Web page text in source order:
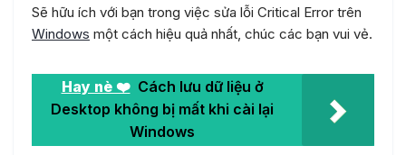
Sẽ hữu ích với bạn trong việc sửa lỗi Critical Error trên
Windows một cách hiệu quả nhất, chúc các bạn vui vẻ.
Hay nè ❤️ Cách lưu dữ liệu ở
Desktop không bị mất khi cài lại
Windows